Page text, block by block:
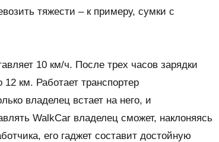
тяжести – к примеру, сумки с
10 км/ч. После трех часов зарядки
км. Работает транспортер
владелец встает на него, и
WalkCar владелец сможет, наклоняясь
его гаджет составит достойную